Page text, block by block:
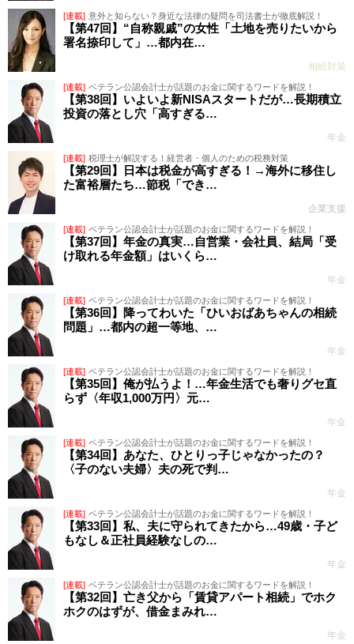
[連載] 意外と知らない？身近な法律の疑問を司法書士が徹底解説！
【第47回】“自称親戚”の女性「土地を売りたいから
署名捺印して」…都内在…
相続対策
[連載] ベテラン公認会計士が話題のお金に関するワードを解説！
【第38回】いよいよ新NISAスタートだが…長期積立
投資の落とし穴「高すぎる…
年金
[連載] 税理士が解説する！経営者・個人のための税務対策
【第29回】日本は税金が高すぎる！→海外に移住し
た富裕層たち…節税「でき…
企業支援
[連載] ベテラン公認会計士が話題のお金に関するワードを解説！
【第37回】年金の真実…自営業・会社員、結局「受
け取れる年金額」はいくら…
年金
[連載] ベテラン公認会計士が話題のお金に関するワードを解説！
【第36回】降ってわいた「ひいおばあちゃんの相続
問題」…都内の超一等地、…
年金
[連載] ベテラン公認会計士が話題のお金に関するワードを解説！
【第35回】俺が払うよ！…年金生活でも奢りグセ直
らず〈年収1,000万円〉元…
年金
[連載] ベテラン公認会計士が話題のお金に関するワードを解説！
【第34回】あなた、ひとりっ子じゃなかったの？
〈子のない夫婦〉夫の死で判…
年金
[連載] ベテラン公認会計士が話題のお金に関するワードを解説！
【第33回】私、夫に守られてきたから…49歳・子ど
もなし＆正社員経験なしの…
年金
[連載] ベテラン公認会計士が話題のお金に関するワードを解説！
【第32回】亡き父から「賃貸アパート相続」でホク
ホクのはずが、借金まみれ…
年金